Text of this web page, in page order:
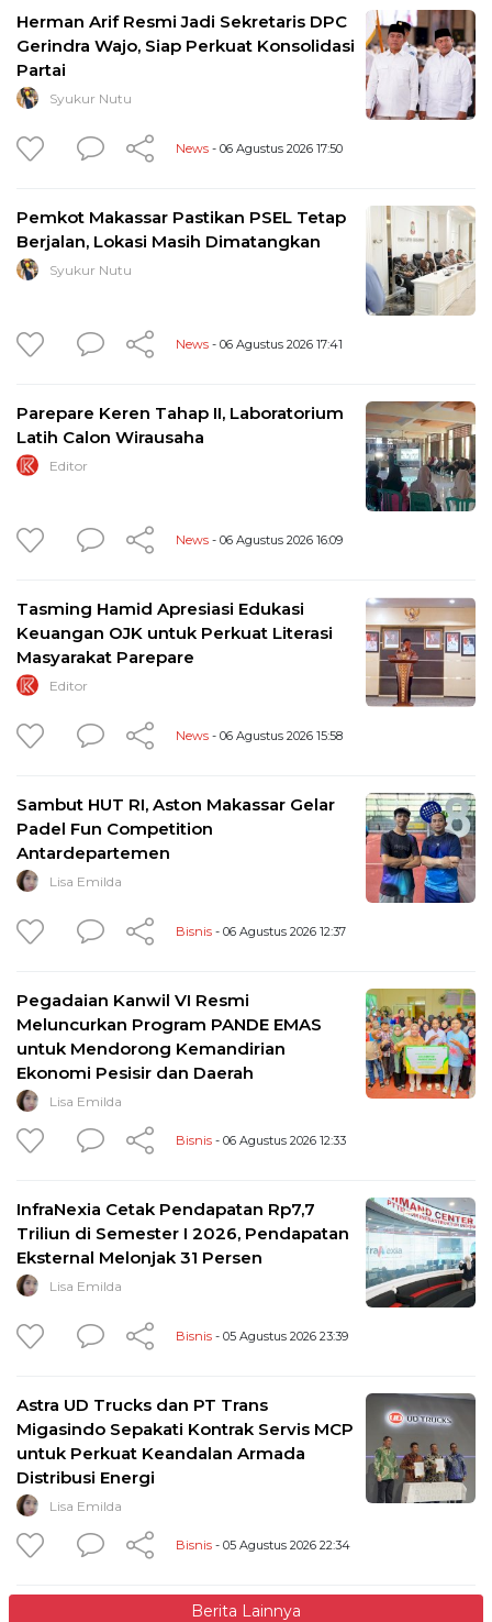
Herman Arif Resmi Jadi Sekretaris DPC
Gerindra Wajo, Siap Perkuat Konsolidasi
Partai
Syukur Nutu
News - 06 Agustus 2026 17:50
Pemkot Makassar Pastikan PSEL Tetap
Berjalan, Lokasi Masih Dimatangkan
Syukur Nutu
News - 06 Agustus 2026 17:41
Parepare Keren Tahap II, Laboratorium
Latih Calon Wirausaha
Editor
News - 06 Agustus 2026 16:09
Tasming Hamid Apresiasi Edukasi
Keuangan OJK untuk Perkuat Literasi
Masyarakat Parepare
Editor
News - 06 Agustus 2026 15:58
Sambut HUT RI, Aston Makassar Gelar
Padel Fun Competition
Antardepartemen
Lisa Emilda
Bisnis - 06 Agustus 2026 12:37
Pegadaian Kanwil VI Resmi
Meluncurkan Program PANDE EMAS
untuk Mendorong Kemandirian
Ekonomi Pesisir dan Daerah
Lisa Emilda
Bisnis - 06 Agustus 2026 12:33
InfraNexia Cetak Pendapatan Rp7,7
Triliun di Semester I 2026, Pendapatan
Eksternal Melonjak 31 Persen
Lisa Emilda
Bisnis - 05 Agustus 2026 23:39
Astra UD Trucks dan PT Trans
Migasindo Sepakati Kontrak Servis MCP
untuk Perkuat Keandalan Armada
Distribusi Energi
Lisa Emilda
Bisnis - 05 Agustus 2026 22:34
Berita Lainnya